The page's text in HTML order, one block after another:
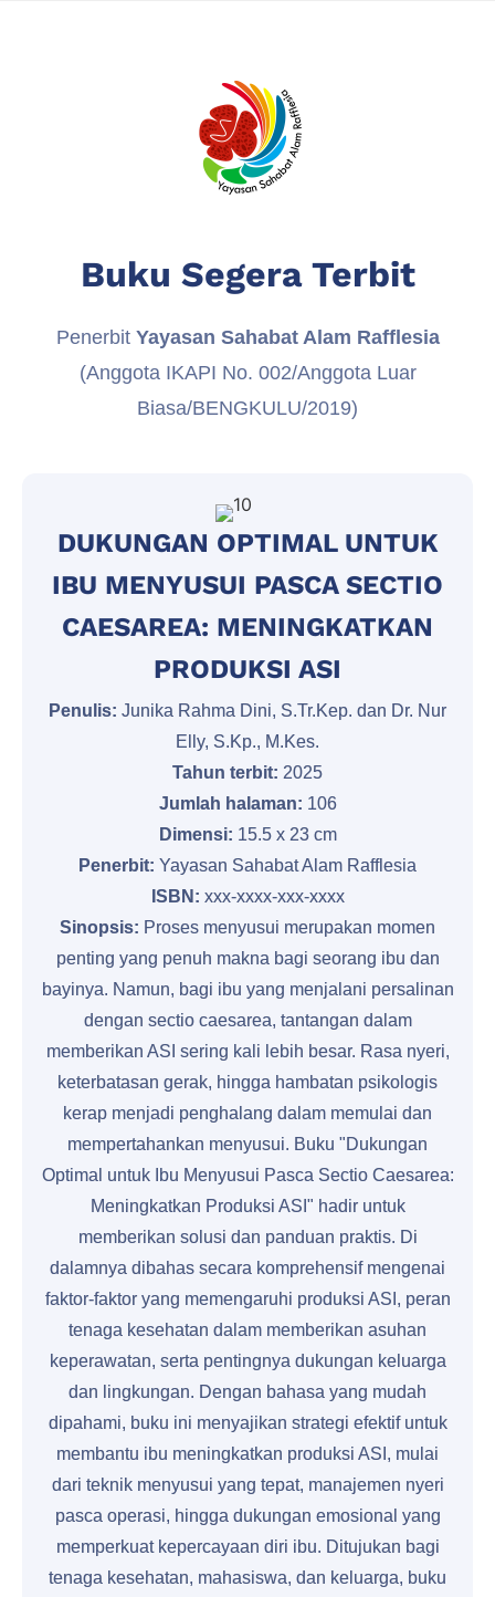
Buku Segera Terbit
Penerbit Yayasan Sahabat Alam Rafflesia
(Anggota IKAPI No. 002/Anggota Luar
Biasa/BENGKULU/2019)
DUKUNGAN OPTIMAL UNTUK
IBU MENYUSUI PASCA SECTIO
CAESAREA: MENINGKATKAN
PRODUKSI ASI
Penulis: Junika Rahma Dini, S.Tr.Kep. dan Dr. Nur
Elly, S.Kp., M.Kes.
Tahun terbit: 2025
Jumlah halaman: 106
Dimensi: 15.5 x 23 cm
Penerbit: Yayasan Sahabat Alam Rafflesia
ISBN: xxx-xxxx-xxx-xxxx
Sinopsis: Proses menyusui merupakan momen
penting yang penuh makna bagi seorang ibu dan
bayinya. Namun, bagi ibu yang menjalani persalinan
dengan sectio caesarea, tantangan dalam
memberikan ASI sering kali lebih besar. Rasa nyeri,
keterbatasan gerak, hingga hambatan psikologis
kerap menjadi penghalang dalam memulai dan
mempertahankan menyusui. Buku "Dukungan
Optimal untuk Ibu Menyusui Pasca Sectio Caesarea:
Meningkatkan Produksi ASI" hadir untuk
memberikan solusi dan panduan praktis. Di
dalamnya dibahas secara komprehensif mengenai
faktor-faktor yang memengaruhi produksi ASI, peran
tenaga kesehatan dalam memberikan asuhan
keperawatan, serta pentingnya dukungan keluarga
dan lingkungan. Dengan bahasa yang mudah
dipahami, buku ini menyajikan strategi efektif untuk
membantu ibu meningkatkan produksi ASI, mulai
dari teknik menyusui yang tepat, manajemen nyeri
pasca operasi, hingga dukungan emosional yang
memperkuat kepercayaan diri ibu. Ditujukan bagi
tenaga kesehatan, mahasiswa, dan keluarga, buku